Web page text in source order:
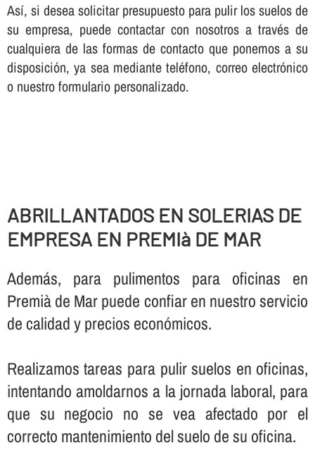
Así­, si desea solicitar presupuesto para pulir los suelos de
su empresa, puede contactar con nosotros a través de
cualquiera de las formas de contacto que ponemos a su
disposición, ya sea mediante teléfono, correo electrónico
o nuestro formulario personalizado.
ABRILLANTADOS EN SOLERIAS DE
EMPRESA EN PREMIà DE MAR
Además, para pulimentos para oficinas en
Premià de Mar puede confiar en nuestro servicio
de calidad y precios económicos.
Realizamos tareas para pulir suelos en oficinas,
intentando amoldarnos a la jornada laboral, para
que su negocio no se vea afectado por el
correcto mantenimiento del suelo de su oficina.